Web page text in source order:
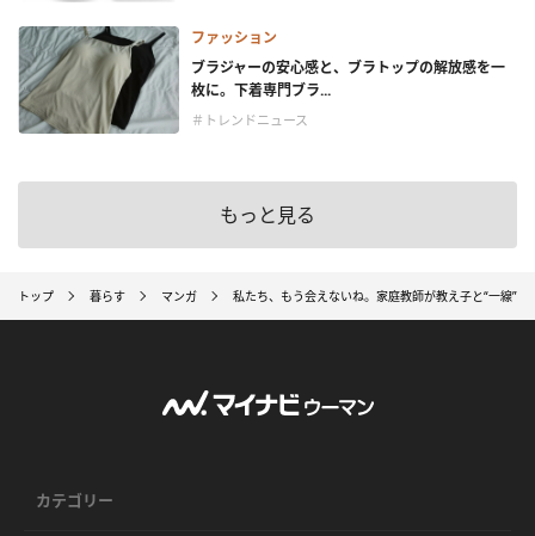
ファッション
ブラジャーの安心感と、ブラトップの解放感を一
枚に。下着専門ブラ...
＃トレンドニュース
もっと見る
トップ 暮らす マンガ 私たち、もう会えないね。家庭教師が教え子と“一線”
カテゴリー